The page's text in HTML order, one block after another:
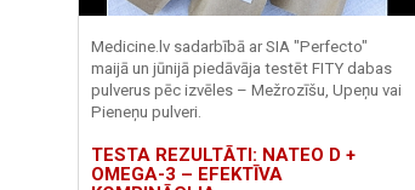
Medicine.lv sadarbībā ar SIA "Perfecto"
maijā un jūnijā piedāvāja testēt FITY dabas
pulverus pēc izvēles – Mežrozīšu, Upeņu vai
Pieneņu pulveri.
TESTA REZULTĀTI: NATEO D +
OMEGA-3 – EFEKTĪVA